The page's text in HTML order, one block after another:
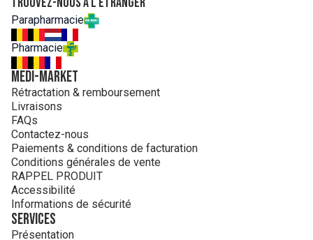
Parapharmacie
Pharmacie
MEDI-MARKET
Rétractation & remboursement
Livraisons
FAQs
Contactez-nous
Paiements & conditions de facturation
Conditions générales de vente
RAPPEL PRODUIT
Accessibilité
Informations de sécurité
Services
Présentation